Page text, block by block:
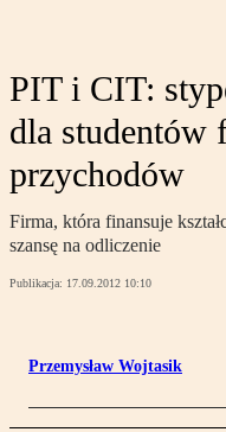
PIT i CIT:
dla studentów
przychodów
Firma, która finansuje
szansę na odliczenie
Publikacja: 17.09.2012 10:10
Przemysław Wojtasik